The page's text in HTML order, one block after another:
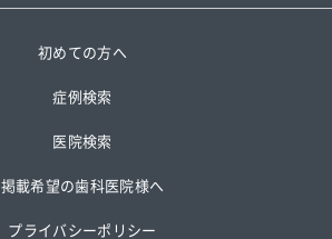
初めての方へ
症例検索
医院検索
掲載希望の歯科医院様へ
プライバシーポリシー